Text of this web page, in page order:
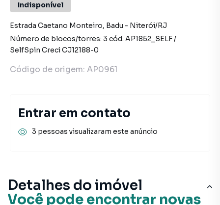
Você pode encontrar novas
Detalhes do imóvel
Indisponível
Estrada Caetano Monteiro, Badu - Niterói/RJ
Número de blocos/torres: 3 cód. AP1852_SELF/
SelfSpin CreciCJ12188-0
Código de origem: AP0961
Entrar em contato
3 pessoas visualizaram este anúncio